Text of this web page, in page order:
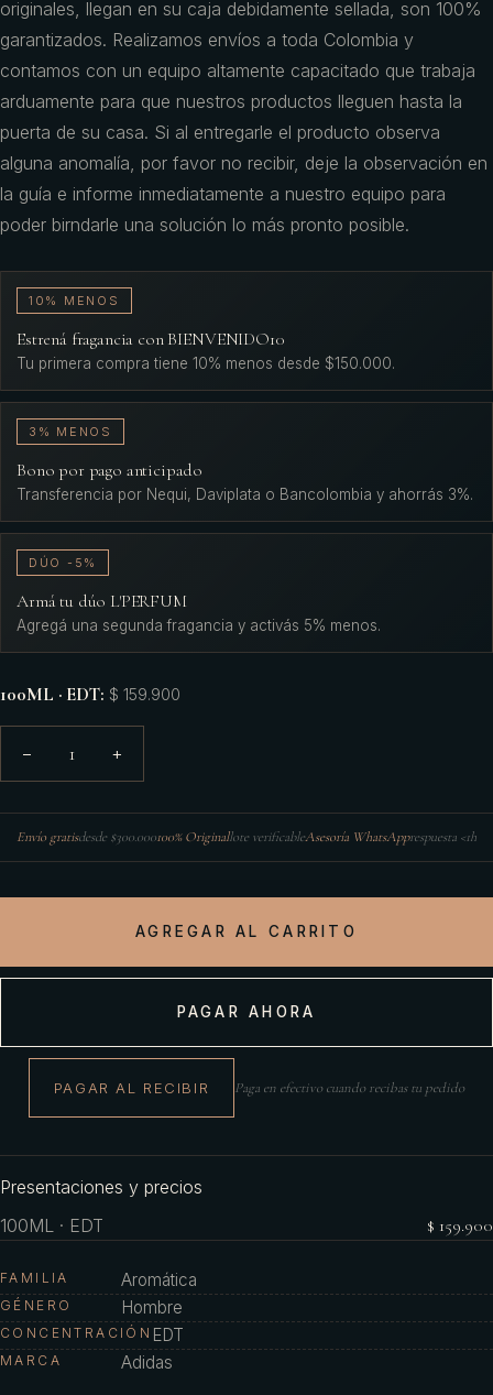
originales, llegan en su caja debidamente sellada, son 100%
garantizados. Realizamos envíos a toda Colombia y
contamos con un equipo altamente capacitado que trabaja
arduamente para que nuestros productos lleguen hasta la
puerta de su casa. Si al entregarle el producto observa
alguna anomalía, por favor no recibir, deje la observación en
la guía e informe inmediatamente a nuestro equipo para
poder birndarle una solución lo más pronto posible.
10% MENOS
Estrená fragancia con BIENVENIDO10
Tu primera compra tiene 10% menos desde $150.000.
3% MENOS
Bono por pago anticipado
Transferencia por Nequi, Daviplata o Bancolombia y ahorrás 3%.
DÚO -5%
Armá tu dúo L'PERFUM
Agregá una segunda fragancia y activás 5% menos.
100ML · EDT: $ 159.900
− 1 +
Envío gratisdesde $300.000100% Originallote verificableAsesoría WhatsApprespuesta <1h
AGREGAR AL CARRITO
PAGAR AHORA
PAGAR AL RECIBIR Paga en efectivo cuando recibas tu pedido
Presentaciones y precios
100ML · EDT
$ 159.900
FAMILIA Aromática
GÉNERO Hombre
CONCENTRACIÓN EDT
MARCA Adidas